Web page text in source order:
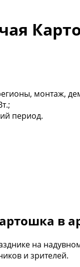
монтаж,
период.
в
на
и зрителей.